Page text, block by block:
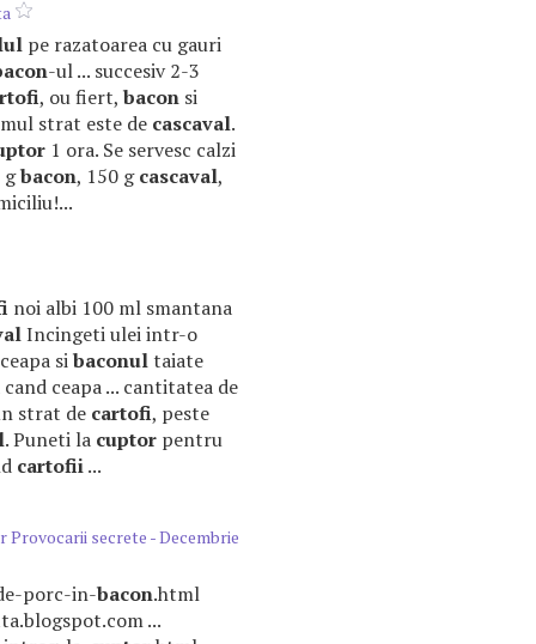
pe razatoarea cu gauri
-ul ... succesiv 2-3
, ou fiert, bacon si
strat este de cascaval.
1 ora. Se servesc calzi
gbacon, 150 gcascaval,
noi albi 100 ml smantana
Incingeti ulei intr-o
sibaconultaiate
ceapa ... cantitatea de
strat de cartofi, peste
. Puneti la cuptor pentru
cartofii...
Provocarii secrete - Decembrie
porc-in-bacon.html
...